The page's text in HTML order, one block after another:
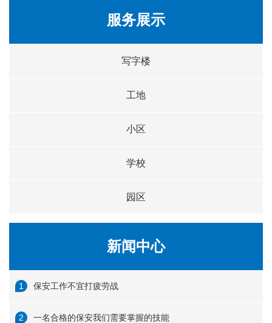
服务展示
写字楼
工地
小区
学校
园区
新闻中心
保安工作不宜打疲劳战
一名合格的保安我们需要掌握的技能